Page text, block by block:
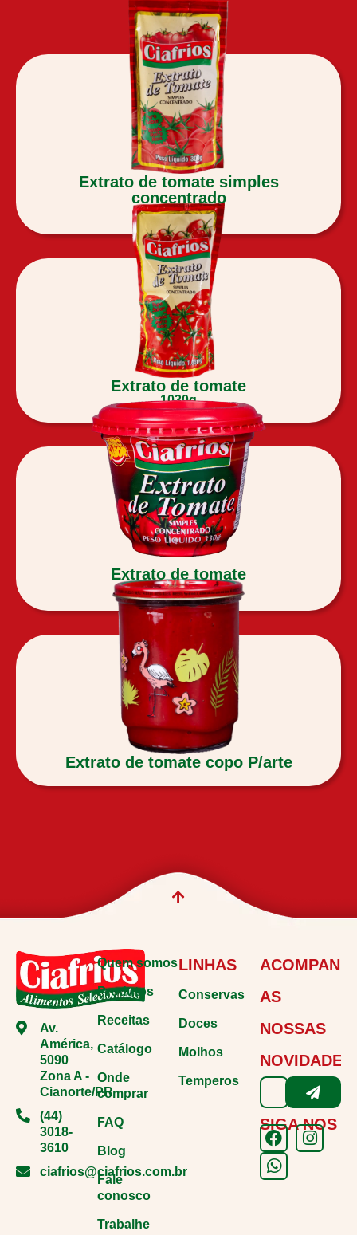
Extrato de tomate simples
concentrado
300g
Extrato de tomate
1030g
Extrato de tomate
330g
Extrato de tomate copo P/arte
Av.
América,
5090
Zona A -
Cianorte/PR
(44)
3018-
3610
ciafrios@ciafrios.com.br
Quem somos
Produtos
Receitas
Catálogo
Onde
comprar
FAQ
Blog
Fale
conosco
Trabalhe
LINHAS
Conservas
Doces
Molhos
Temperos
AS
NOSSAS
NOVIDADES
SIGA NOS